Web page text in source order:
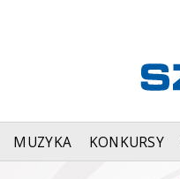
MUZYKA KONKURSY